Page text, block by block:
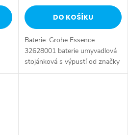
DO KOŠÍKU
Baterie: Grohe Essence
32628001 baterie umyvadlová
stojánková s výpustí od značky
Grohe. Série: Essence. Typ